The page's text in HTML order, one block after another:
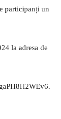
participanți un
la adresa de